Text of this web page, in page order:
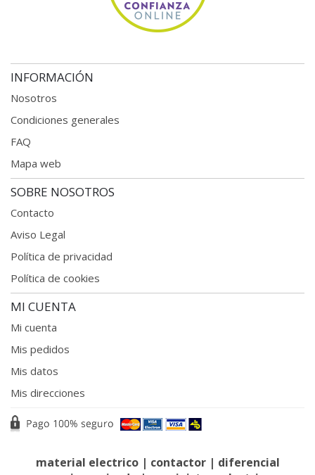
INFORMACIÓN
Nosotros
Condiciones generales
FAQ
Mapa web
SOBRE NOSOTROS
Contacto
Aviso Legal
Política de privacidad
Política de cookies
MI CUENTA
Mi cuenta
Mis pedidos
Mis datos
Mis direcciones
material electrico| contactor| diferencial